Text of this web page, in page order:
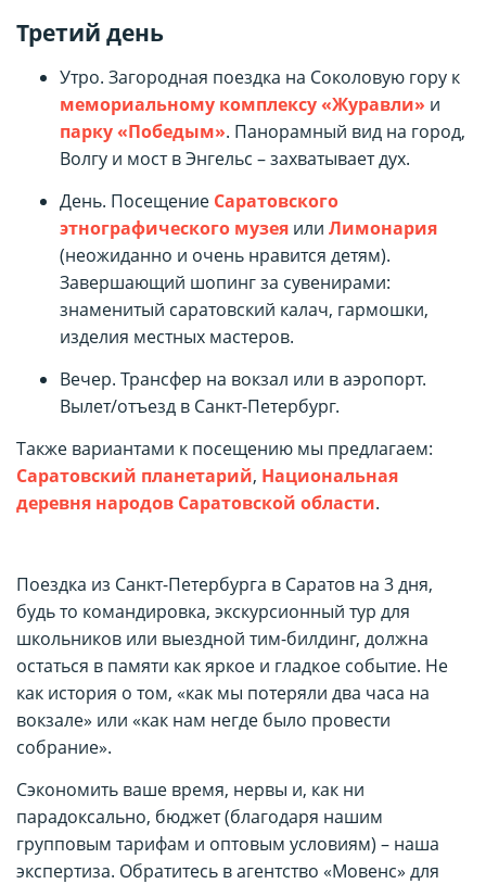
Третий день
Утро. Загородная поездка на Соколовую гору к
мемориальному комплексу «Журавли» и
парку «Победым». Панорамный вид на город,
Волгу и мост в Энгельс – захватывает дух.
День. Посещение Саратовского
этнографического музея или Лимонария
(неожиданно и очень нравится детям).
Завершающий шопинг за сувенирами:
знаменитый саратовский калач, гармошки,
изделия местных мастеров.
Вечер. Трансфер на вокзал или в аэропорт.
Вылет/отъезд в Санкт-Петербург.
Также вариантами к посещению мы предлагаем:
Саратовский планетарий, Национальная
деревня народов Саратовской области.
Поездка из Санкт-Петербурга в Саратов на 3 дня,
будь то командировка, экскурсионный тур для
школьников или выездной тим-билдинг, должна
остаться в памяти как яркое и гладкое событие. Не
как история о том, «как мы потеряли два часа на
вокзале» или «как нам негде было провести
собрание».
Сэкономить ваше время, нервы и, как ни
парадоксально, бюджет (благодаря нашим
групповым тарифам и оптовым условиям) – наша
экспертиза. Обратитесь в агентство «Мовенс» для